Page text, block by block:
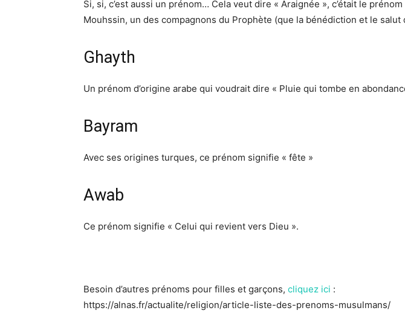
Si, si, c’est aussi un prénom… Cela veut dire « Araignée », c’était le prénom
Mouhssin, un des compagnons du Prophète (que la bénédiction et le salut
Ghayth
Un prénom d’origine arabe qui voudrait dire « Pluie qui tombe en
Bayram
Avec ses origines turques, ce prénom signifie « fête »
Awab
Ce prénom signifie « Celui qui revient vers Dieu ».
Besoin d’autres prénoms pour filles et garçons, cliquez ici :
https://alnas.fr/actualite/religion/article-liste-des-prenoms-musulmans/